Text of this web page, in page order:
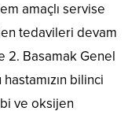
amaçlı servise
tedavileri devam
2. Basamak Genel
bilinci
ve oksijen